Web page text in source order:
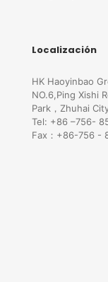
Localización
HK Haoyinbao
NO.6,Ping Xishi
Park，Zhuhai
Tel: +86 –756-
Fax：+86-756 -